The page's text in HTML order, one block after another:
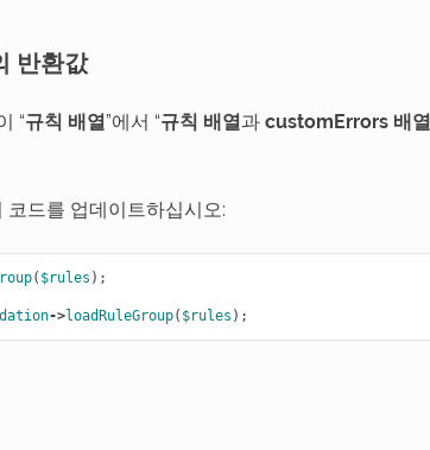
반환값
“규칙 배열”에서 “규칙 배열과 customErrors 배열
드를 업데이트하십시오:
( $rules );
->loadRuleGroup( $rules );